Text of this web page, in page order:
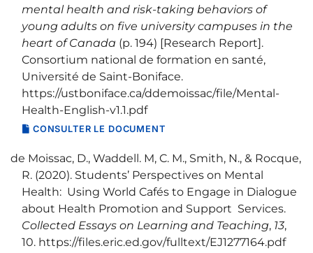
mental health and risk-taking behaviors of
young adults on five university campuses in the
heart of Canada (p. 194) [Research Report].
Consortium national de formation en santé,
Université de Saint-Boniface.
https://ustboniface.ca/ddemoissac/file/Mental-
Health-English-v1.1.pdf
CONSULTER LE DOCUMENT
de Moissac, D., Waddell. M, C. M., Smith, N., & Rocque,
R. (2020). Students’ Perspectives on Mental
Health: Using World Cafés to Engage in Dialogue
about Health Promotion and Support Services.
Collected Essays on Learning and Teaching, 13,
10. https://files.eric.ed.gov/fulltext/EJ1277164.pdf